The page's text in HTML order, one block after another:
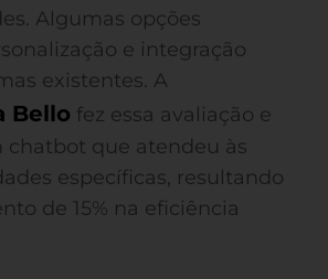
Algumas opções
e integração
existentes. A
Bello fez essa avaliação e
chatbot que atendeu às
específicas, resultando
de 15% na eficiência